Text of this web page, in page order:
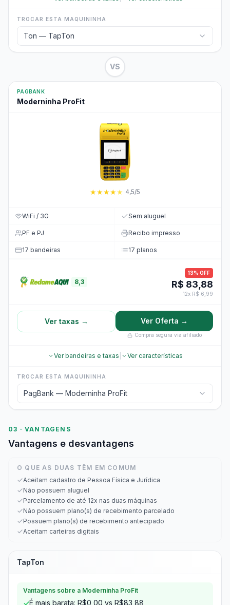
TROCAR ESTA MAQUININHA
Ton — TapTon
VS
PAGBANK
Moderninha ProFit
★★★★★ 4,5/5
WiFi / 3G Sem aluguel
PF e PJ Recibo impresso
17 bandeiras 17 planos
8,3
13% OFF
R$ 83,88
12x R$ 6,99
Ver taxas → Ver Oferta →
Compra segura via afiliado
Ver bandeiras e taxas Ver características
TROCAR ESTA MAQUININHA
PagBank — Moderninha ProFit
03 · VANTAGENS
Vantagens e desvantagens
O QUE AS DUAS TÊM EM COMUM
Aceitam cadastro de Pessoa Física e Jurídica
Não possuem aluguel
Parcelamento de até 12x nas duas máquinas
Não possuem plano(s) de recebimento parcelado
Possuem plano(s) de recebimento antecipado
Aceitam carteiras digitais
TapTon
Vantagens sobre a Moderninha ProFit
✓É mais barata: R$0,00 vs R$83,88